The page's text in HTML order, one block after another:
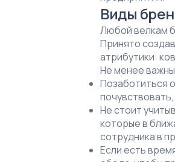
Виды
Любой велкам
Принято
атрибутики:
Не менее
Позаботиться
Не стоит
которые в
сотрудника в
Если есть